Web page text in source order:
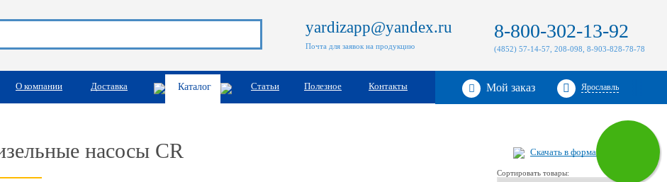
yardizapp@yandex.ru
Почта для заявок на продукцию
8-800-302-13-92
(4852) 57-14-57, 208-098, 8-903-828-78-78
О компании Доставка Каталог Статьи Полезное Контакты Мой заказ Ярославль
насосы CR Скачать в формате xls
Сортировать товары: